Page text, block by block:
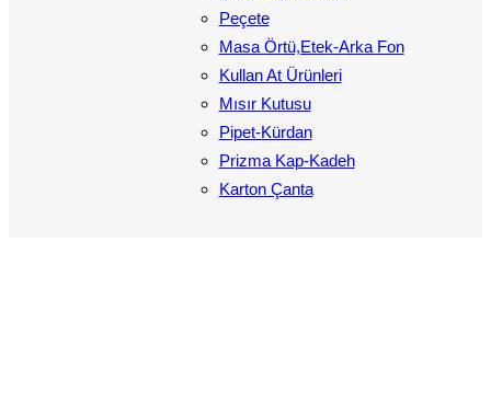
Peçete
Masa Örtü,Etek-Arka Fon
Kullan At Ürünleri
Mısır Kutusu
Pipet-Kürdan
Prizma Kap-Kadeh
Karton Çanta